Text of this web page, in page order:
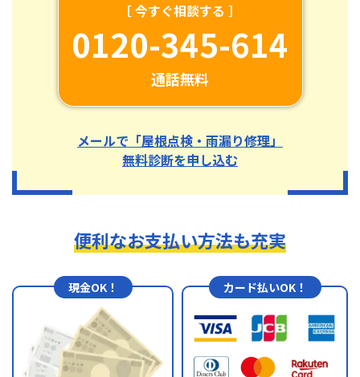
［ 今すぐ相談する ］
0120-345-614
通話無料
メールで「屋根点検・雨漏り修理」
無料診断を申し込む
便利なお支払い方法も充実
現金OK！ カード払いOK！